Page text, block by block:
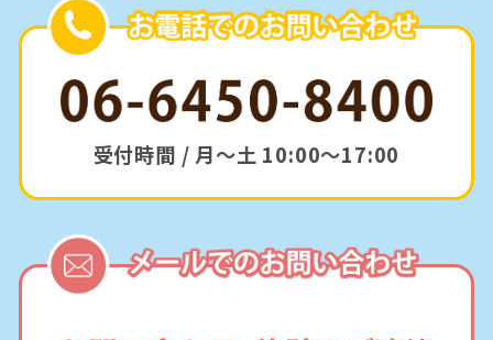
受付時間 / 月～土 10:00～17:00